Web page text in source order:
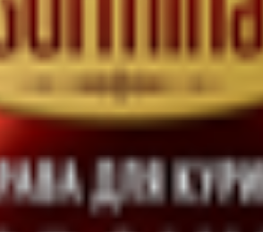
«Gurmina» для корейской моркови2.17BYN
Приправа «Gurmina» для домашней колбасы